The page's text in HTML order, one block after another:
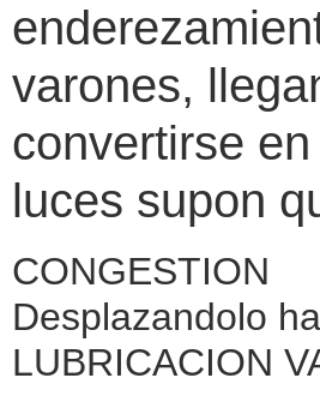
varones,
convertirse
luces supon
CONGESTION
Desplazandolo
LUBRICACION